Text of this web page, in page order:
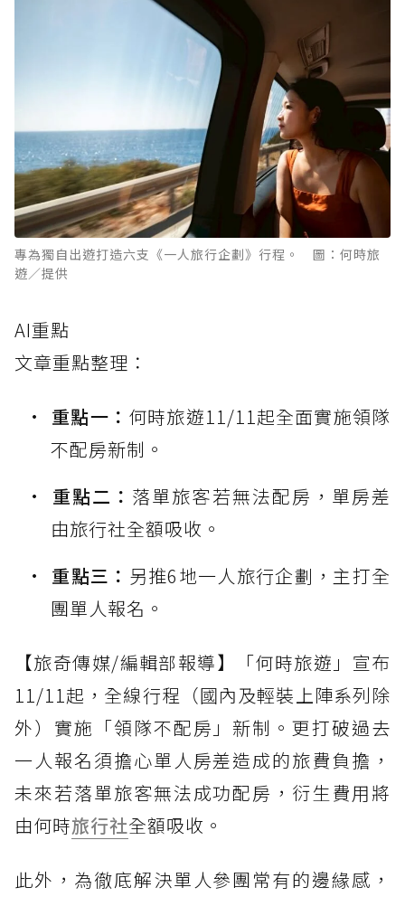
專為獨自出遊打造六支《一人旅行企劃》行程。 圖：何時旅
遊／提供
AI重點
文章重點整理：
重點一： 何時旅遊11/11起全面實施領隊
不配房新制。
重點二： 落單旅客若無法配房，單房差
由旅行社全額吸收。
重點三： 另推6地一人旅行企劃，主打全
團單人報名。
【旅奇傳媒/編輯部報導】「何時旅遊」宣布
11/11起，全線行程（國內及輕裝上陣系列除
外）實施「領隊不配房」新制。更打破過去
一人報名須擔心單人房差造成的旅費負擔，
未來若落單旅客無法成功配房，衍生費用將
由何時旅行社全額吸收。
此外，為徹底解決單人參團常有的邊緣感，